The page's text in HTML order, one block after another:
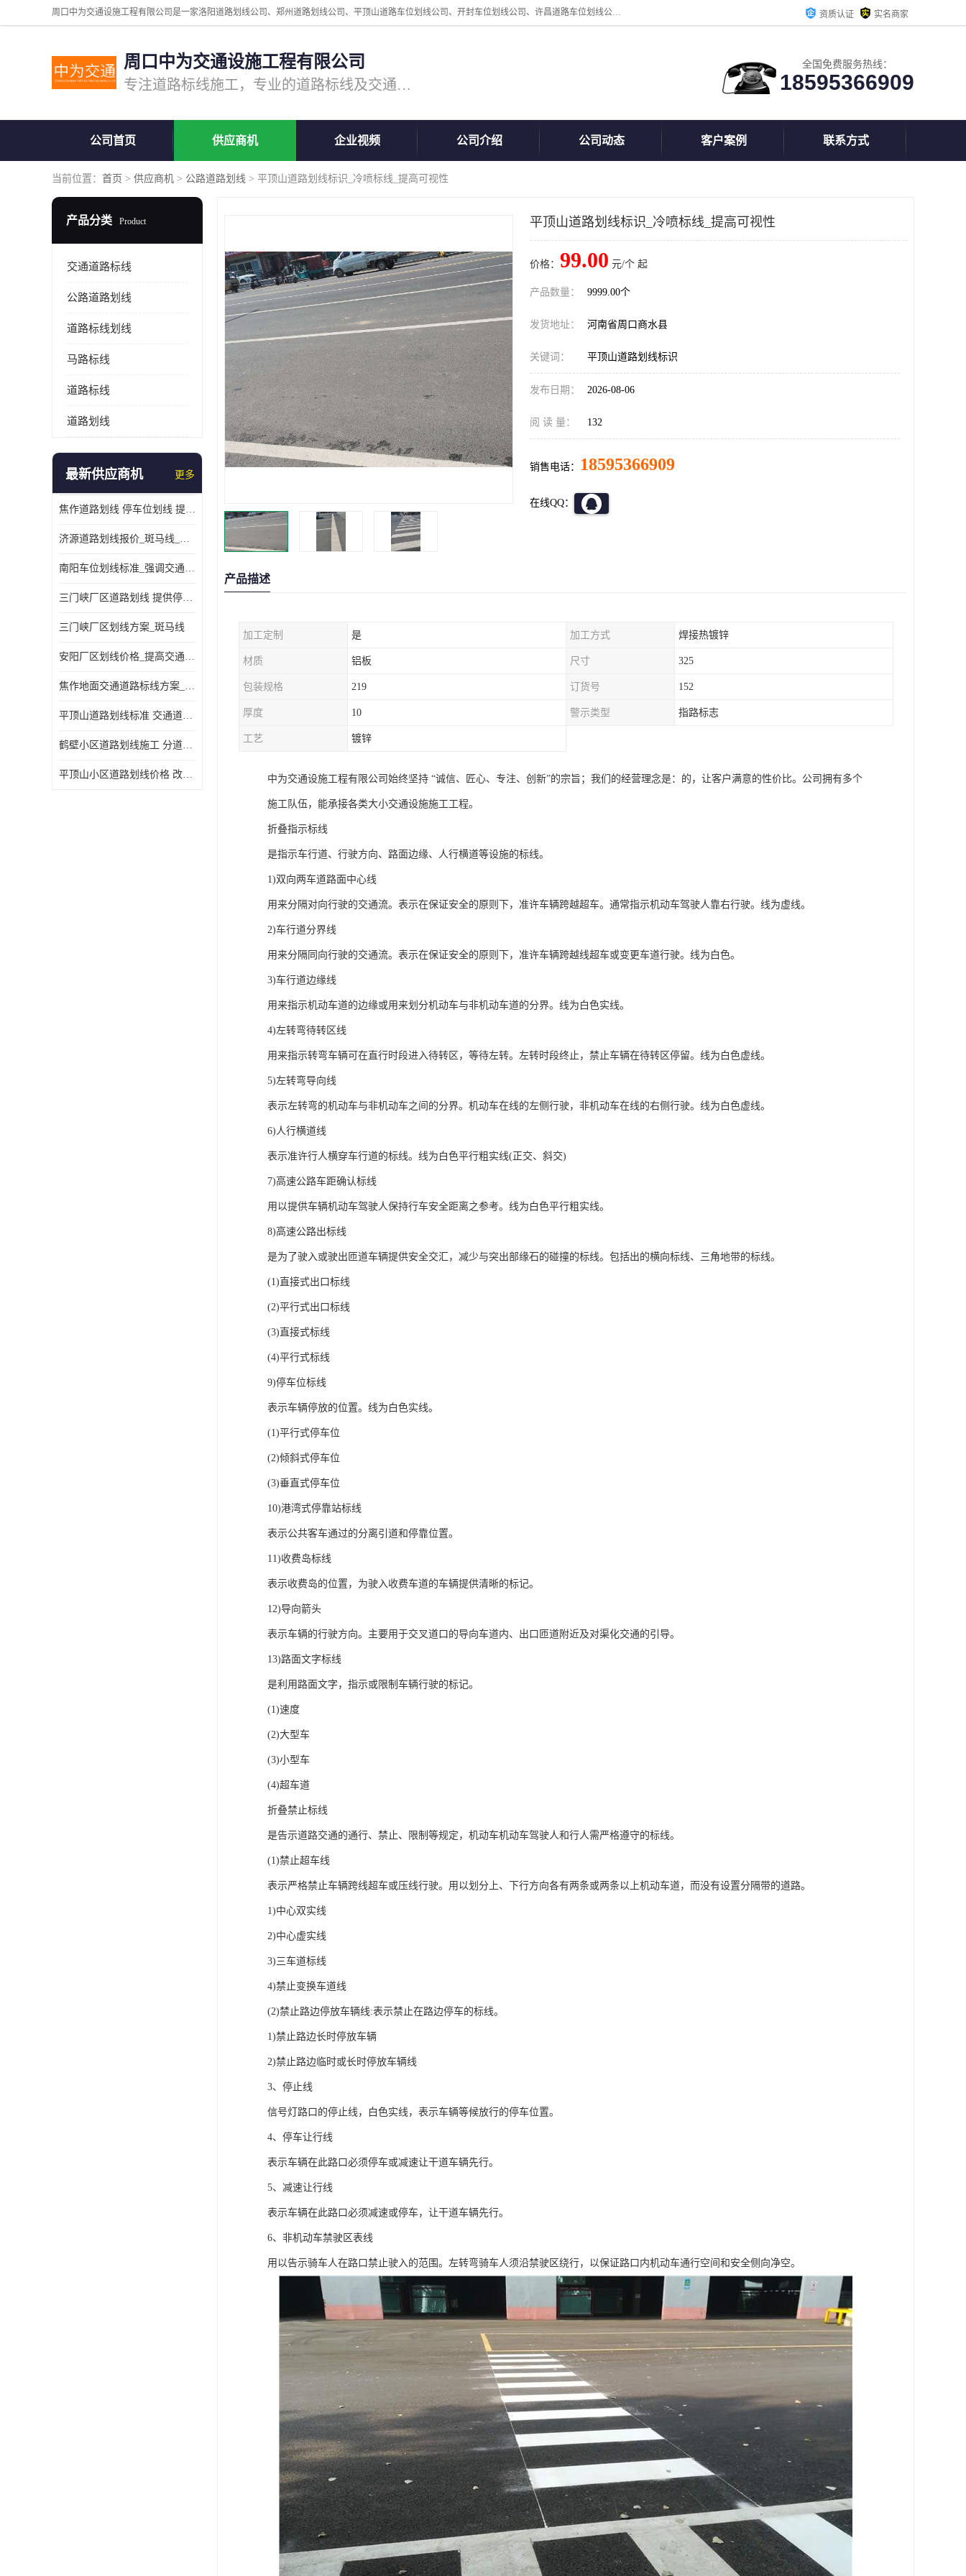
周口中为交通设施工程有限公司是一家洛阳道路划线公司、郑州道路划线公司、平顶山道路车位划线公司、开封车位划线公司、许昌道路车位划线公司、漯河道路车位划线公司，公司始终坚持“诚信、匠心、专注”的宗旨；我们的经营理念是：的服务。 资质认证 实名商家
周口中为交通设施工程有限公司
专注道路标线施工，专业的道路标线及交通设施施工服务商!
全国免费服务热线：
18595366909
公司首页 供应商机 企业视频 公司介绍 公司动态 客户案例 联系方式
当前位置： 首页 > 供应商机 > 公路道路划线 > 平顶山道路划线标识_冷喷标线_提高可视性
产品分类 Product
交通道路标线
公路道路划线
道路标线划线
马路标线
道路标线
道路划线
最新供应商机 更多
焦作道路划线 停车位划线 提供交通分流
济源道路划线报价_斑马线_提供紧急停车带
南阳车位划线标准_强调交通规则
三门峡厂区道路划线 提供停车指引
三门峡厂区划线方案_斑马线
安阳厂区划线价格_提高交通安全
焦作地面交通道路标线方案_强调交通规则
平顶山道路划线标准 交通道路标线 提供可变车道指示
鹤壁小区道路划线施工 分道线 改善交通效率
平顶山小区道路划线价格 改善交通效率
平顶山道路划线标识_冷喷标线_提高可视性
价格： 99.00 元/个 起
产品数量： 9999.00个
发货地址： 河南省周口商水县
关键词： 平顶山道路划线标识
发布日期： 2026-08-06
阅 读 量： 132
销售电话： 18595366909
在线QQ：
产品描述
加工定制 是 加工方式 焊接热镀锌
材质 铝板 尺寸 325
包装规格 219 订货号 152
厚度 10 警示类型 指路标志
工艺 镀锌
中为交通设施工程有限公司始终坚持 “诚信、匠心、专注、创新”的宗旨；我们的经营理念是：的，让客户满意的性价比。公司拥有多个
施工队伍，能承接各类大小交通设施施工工程。
折叠指示标线
是指示车行道、行驶方向、路面边缘、人行横道等设施的标线。
1)双向两车道路面中心线
用来分隔对向行驶的交通流。表示在保证安全的原则下，准许车辆跨越超车。通常指示机动车驾驶人靠右行驶。线为虚线。
2)车行道分界线
用来分隔同向行驶的交通流。表示在保证安全的原则下，准许车辆跨越线超车或变更车道行驶。线为白色。
3)车行道边缘线
用来指示机动车道的边缘或用来划分机动车与非机动车道的分界。线为白色实线。
4)左转弯待转区线
用来指示转弯车辆可在直行时段进入待转区，等待左转。左转时段终止，禁止车辆在待转区停留。线为白色虚线。
5)左转弯导向线
表示左转弯的机动车与非机动车之间的分界。机动车在线的左侧行驶，非机动车在线的右侧行驶。线为白色虚线。
6)人行横道线
表示准许行人横穿车行道的标线。线为白色平行粗实线(正交、斜交)
7)高速公路车距确认标线
用以提供车辆机动车驾驶人保持行车安全距离之参考。线为白色平行粗实线。
8)高速公路出标线
是为了驶入或驶出匝道车辆提供安全交汇，减少与突出部缘石的碰撞的标线。包括出的横向标线、三角地带的标线。
(1)直接式出口标线
(2)平行式出口标线
(3)直接式标线
(4)平行式标线
9)停车位标线
表示车辆停放的位置。线为白色实线。
(1)平行式停车位
(2)倾斜式停车位
(3)垂直式停车位
10)港湾式停靠站标线
表示公共客车通过的分离引道和停靠位置。
11)收费岛标线
表示收费岛的位置，为驶入收费车道的车辆提供清晰的标记。
12)导向箭头
表示车辆的行驶方向。主要用于交叉道口的导向车道内、出口匝道附近及对渠化交通的引导。
13)路面文字标线
是利用路面文字，指示或限制车辆行驶的标记。
(1)速度
(2)大型车
(3)小型车
(4)超车道
折叠禁止标线
是告示道路交通的通行、禁止、限制等规定，机动车机动车驾驶人和行人需严格遵守的标线。
(1)禁止超车线
表示严格禁止车辆跨线超车或压线行驶。用以划分上、下行方向各有两条或两条以上机动车道，而没有设置分隔带的道路。
1)中心双实线
2)中心虚实线
3)三车道标线
4)禁止变换车道线
(2)禁止路边停放车辆线:表示禁止在路边停车的标线。
1)禁止路边长时停放车辆
2)禁止路边临时或长时停放车辆线
3、停止线
信号灯路口的停止线，白色实线，表示车辆等候放行的停车位置。
4、停车让行线
表示车辆在此路口必须停车或减速让干道车辆先行。
5、减速让行线
表示车辆在此路口必须减速或停车，让干道车辆先行。
6、非机动车禁驶区表线
用以告示骑车人在路口禁止驶入的范围。左转弯骑车人须沿禁驶区绕行，以保证路口内机动车通行空间和安全侧向净空。